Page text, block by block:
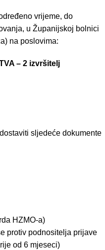
vrijeme, do
u Županijskoj bolnici
na poslovima:
– 2 izvršitelj
sljedeće dokumente
HZMO-a)
protiv podnositelja prijave
od 6 mjeseci)